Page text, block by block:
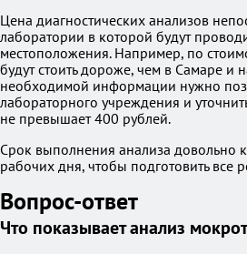
Цена диагностических анализов
лаборатории в которой будут
местоположения. Например, по
будут стоить дороже, чем в Самаре и
необходимой информации нужно
лабораторного учреждения и
не превышает 400 рублей.
Срок выполнения анализа довольно
рабочих дня, чтобы подготовить все
Вопрос-ответ
Что показывает анализ